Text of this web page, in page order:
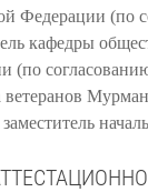
Федерации (по
кафедры
(по
ветеранов
заместитель